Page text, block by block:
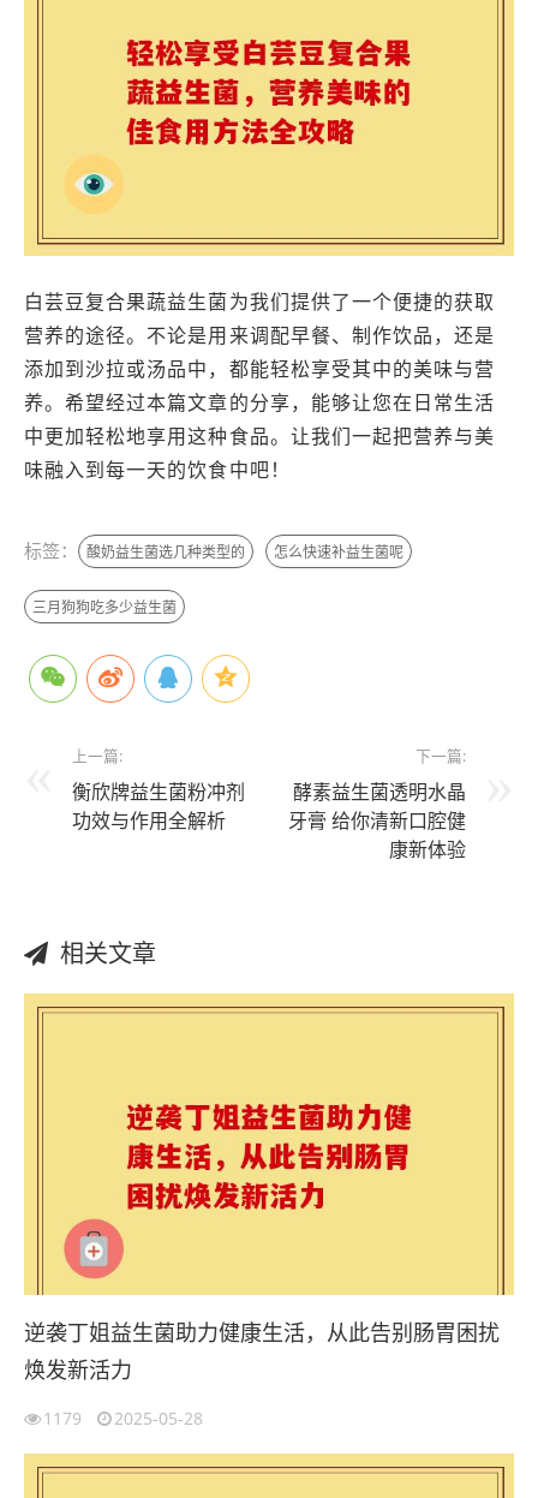
白芸豆复合果蔬益生菌为我们提供了一个便捷的获取
营养的途径。不论是用来调配早餐、制作饮品，还是
添加到沙拉或汤品中，都能轻松享受其中的美味与营
养。希望经过本篇文章的分享，能够让您在日常生活
中更加轻松地享用这种食品。让我们一起把营养与美
味融入到每一天的饮食中吧！
标签： 酸奶益生菌选几种类型的 怎么快速补益生菌呢
三月狗狗吃多少益生菌
上一篇:
衡欣牌益生菌粉冲剂
功效与作用全解析
下一篇:
酵素益生菌透明水晶
牙膏 给你清新口腔健
康新体验
相关文章
逆袭丁姐益生菌助力健康生活，从此告别肠胃困扰
焕发新活力
1179 2025-05-28